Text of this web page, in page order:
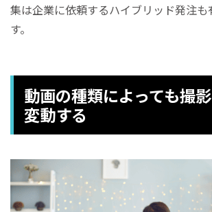
集は企業に依頼するハイブリッド発注も
す。
動画の種類によっても撮
変動する